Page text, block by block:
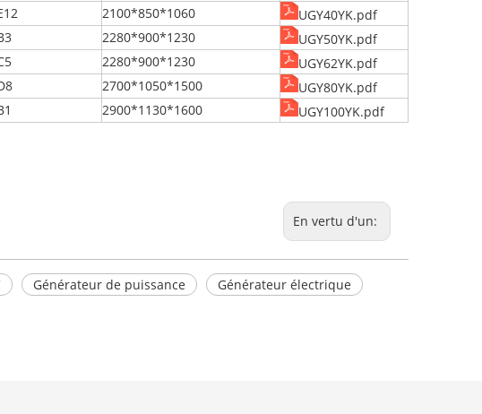
2100*850*1060
UGY40YK.pdf
2280*900*1230
UGY50YK.pdf
2280*900*1230
UGY62YK.pdf
2700*1050*1500
UGY80YK.pdf
2900*1130*1600 UGY100YK.pdf
En vertu d'un:
Générateur de puissance
Générateur électrique